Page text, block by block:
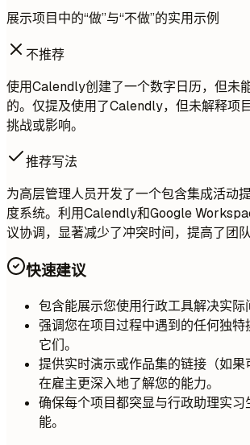
展示项目中的“做”与“不做”的实用示例
不推荐
使用Calendly创建了一个数字日历，但未
的。仅提及使用了Calendly，但未解释项
挑战或影响。
推荐写法
为高层管理人员开发了一个包含集成活动
度系统。利用Calendly和Google
议协调，显著减少了冲突时间，提高了团队
快速建议
包含能展示您使用行政工具解决实际
强调您在项目过程中遇到的任何独特
它们。
提供实时演示或作品集的链接（如
在雇主更深入地了解您的能力。
确保每个项目都突显与行政助理实习
能。